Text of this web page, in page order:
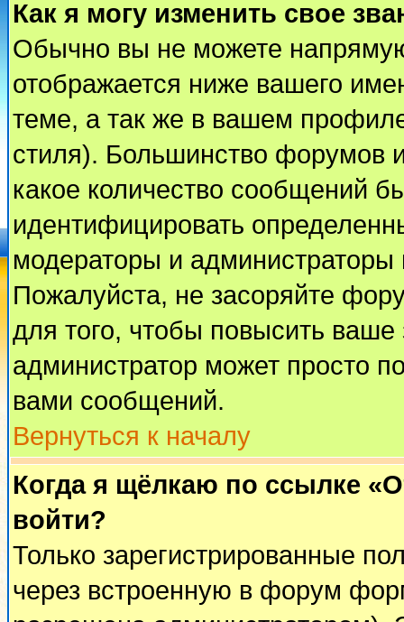
Как я могу изменить свое
Обычно вы не можете
отображается ниже вашего
теме, а так же в вашем
стиля). Большинство форумов
какое количество сообщений
идентифицировать
модераторы и администраторы
Пожалуйста, не засоряйте
для того, чтобы повысить
администратор может просто
вами сообщений.
Вернуться к началу
Когда я щёлкаю по ссылке
войти?
Только зарегистрированные
через встроенную в форум